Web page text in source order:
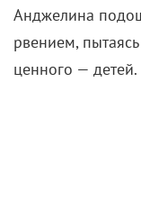
Анджелина
рвением,
ценного — детей.